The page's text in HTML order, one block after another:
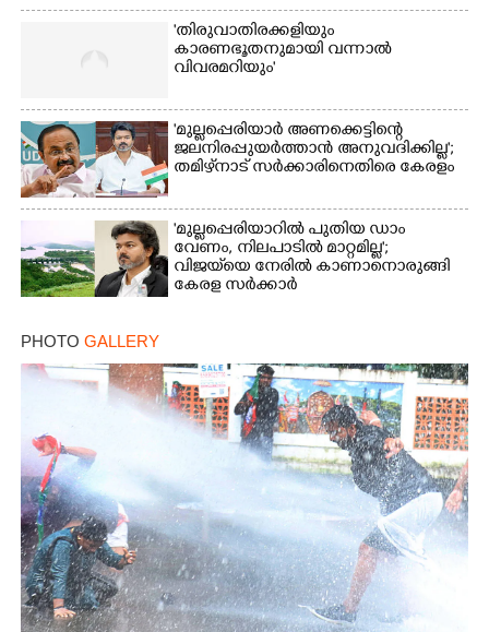
'തിരുവാതിരക്കളിയും
കാരണഭൂതനുമായി വന്നാൽ
വിവരമറിയും '
'മുല്ലപ്പെരിയാർ അണക്കെട്ടിന്റെ
ജലനിരപ്പുയർത്താൻ അനുവദിക്കില്ല';
തമിഴ്‌നാട് സർക്കാരിനെതിരെ കേരളം
'മുല്ലപ്പെരിയാറിൽ പുതിയ ഡാം
വേണം, നിലപാടിൽ മാറ്റമില്ല';
വിജയ്‌യെ നേരിൽ കാണാനൊരുങ്ങി
കേരള സർക്കാർ
PHOTO GALLERY